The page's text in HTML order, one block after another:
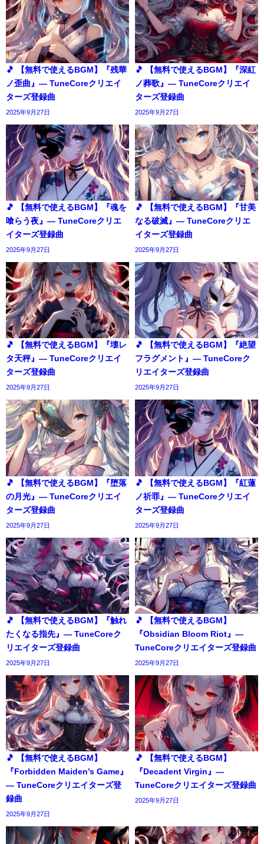
🎵 【無料で使えるBGM】『残華
ノ歪曲』― TuneCoreクリエイ
ターズ登録曲
2025年9月27日
🎵 【無料で使えるBGM】『深紅
ノ葬歌』― TuneCoreクリエイ
ターズ登録曲
2025年9月27日
🎵 【無料で使えるBGM】『魂を
喰らう夜』― TuneCoreクリエ
イターズ登録曲
2025年9月27日
🎵 【無料で使えるBGM】『甘美
なる破滅』― TuneCoreクリエ
イターズ登録曲
2025年9月27日
🎵 【無料で使えるBGM】『壊レ
タ天秤』― TuneCoreクリエイ
ターズ登録曲
2025年9月27日
🎵 【無料で使えるBGM】『絶望
フラグメント』― TuneCoreク
リエイターズ登録曲
2025年9月27日
🎵 【無料で使えるBGM】『堕落
の月光』― TuneCoreクリエイ
ターズ登録曲
2025年9月27日
🎵 【無料で使えるBGM】『紅蓮
ノ祈罪』― TuneCoreクリエイ
ターズ登録曲
2025年9月27日
🎵 【無料で使えるBGM】『触れ
たくなる指先』― TuneCoreク
リエイターズ登録曲
2025年9月27日
🎵 【無料で使えるBGM】
『Obsidian Bloom Riot』―
TuneCoreクリエイターズ登録曲
2025年9月27日
🎵 【無料で使えるBGM】
『Forbidden Maiden’s Game』
― TuneCoreクリエイターズ登
録曲
2025年9月27日
🎵 【無料で使えるBGM】
『Decadent Virgin』―
TuneCoreクリエイターズ登録曲
2025年9月27日